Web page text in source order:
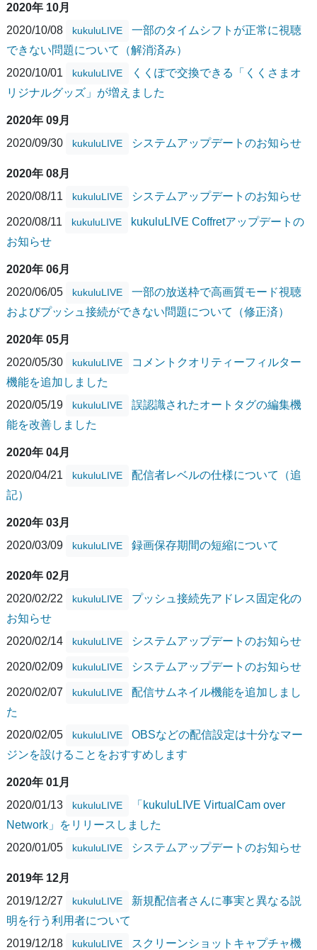
2020年 10月
2020/10/08
kukuluLIVE
一部のタイムシフトが正常に視聴
できない問題について（解消済み）
2020/10/01
kukuluLIVE
くくぽで交換できる「くくさまオ
リジナルグッズ」が増えました
2020年 09月
2020/09/30
kukuluLIVE システムアップデートのお知らせ
2020年 08月
2020/08/11
kukuluLIVE システムアップデートのお知らせ
2020/08/11 kukuluLIVE
kukuluLIVE Coffretアップデートの
お知らせ
2020年 06月
2020/06/05
kukuluLIVE
一部の放送枠で高画質モード視聴
およびプッシュ接続ができない問題について（修正済）
2020年 05月
2020/05/30
kukuluLIVE
コメントクオリティーフィルター
機能を追加しました
2020/05/19
kukuluLIVE
誤認識されたオートタグの編集機
能を改善しました
2020年 04月
2020/04/21
kukuluLIVE
配信者レベルの仕様について（追
記）
2020年 03月
2020/03/09
kukuluLIVE 録画保存期間の短縮について
2020年 02月
2020/02/22
kukuluLIVE
プッシュ接続先アドレス固定化の
お知らせ
2020/02/14
kukuluLIVE システムアップデートのお知らせ
2020/02/09 kukuluLIVE システムアップデートのお知らせ
2020/02/07 kukuluLIVE
配信サムネイル機能を追加しまし
た
2020/02/05
kukuluLIVE
OBSなどの配信設定は十分なマー
ジンを設けることをおすすめします
2020年 01月
2020/01/13
kukuluLIVE
「kukuluLIVE VirtualCam over
Network」をリリースしました
2020/01/05
kukuluLIVE システムアップデートのお知らせ
2019年 12月
2019/12/27
kukuluLIVE
新規配信者さんに事実と異なる説
明を行う利用者について
2019/12/18
kukuluLIVE
スクリーンショットキャプチャ機